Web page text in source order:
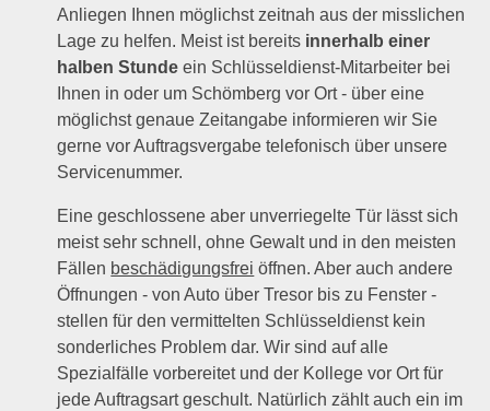
Anliegen Ihnen möglichst zeitnah aus der misslichen
Lage zu helfen. Meist ist bereits innerhalb einer
halben Stunde ein Schlüsseldienst-Mitarbeiter bei
Ihnen in oder um Schömberg vor Ort - über eine
möglichst genaue Zeitangabe informieren wir Sie
gerne vor Auftragsvergabe telefonisch über unsere
Servicenummer.
Eine geschlossene aber unverriegelte Tür lässt sich
meist sehr schnell, ohne Gewalt und in den meisten
Fällen beschädigungsfrei öffnen. Aber auch andere
Öffnungen - von Auto über Tresor bis zu Fenster -
stellen für den vermittelten Schlüsseldienst kein
sonderliches Problem dar. Wir sind auf alle
Spezialfälle vorbereitet und der Kollege vor Ort für
jede Auftragsart geschult. Natürlich zählt auch ein im